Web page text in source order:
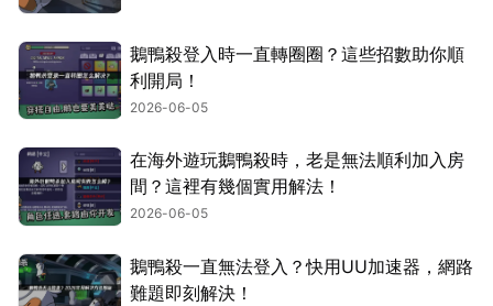
鵝鴨殺登入時一直轉圈圈？這些招數助你順
利開局！
2026-06-05
在海外遊玩鵝鴨殺時，老是無法順利加入房
間？這裡有幾個實用解法！
2026-06-05
鵝鴨殺一直無法登入？快用UU加速器，網路
難題即刻解決！